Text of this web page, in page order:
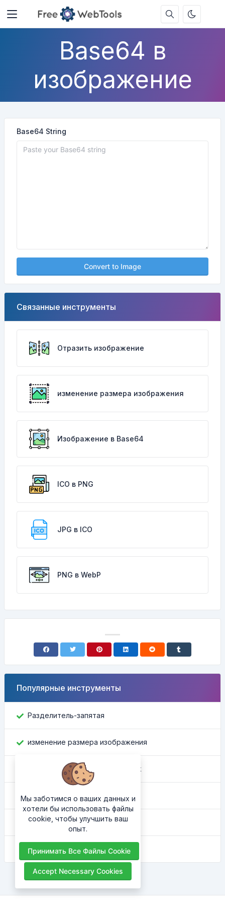
Base64 в
изображение
Base64 String
Convert to Image
Связанные инструменты
Отразить изображение
изменение размера изображения
Изображение в Base64
ICO в PNG
JPG в ICO
PNG в WebP
Популярные инструменты
Разделитель-запятая
изменение размера изображения
Найти идентификатор Facebook
Конвертер цвета
Какой у меня IP
HTML-украситель
Мы заботимся о ваших данных и
хотели бы использовать файлы
cookie, чтобы улучшить ваш
опыт.
Принимать Все Файлы Cookie
Accept Necessary Cookies